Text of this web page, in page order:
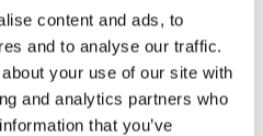
content and ads, to
and to analyse our traffic.
your use of our site with
and analytics partners who
that you’ve
Lägg till i varukorg
T-shirt Avant barn grön 104-110
cm
G0010
(ex. moms)